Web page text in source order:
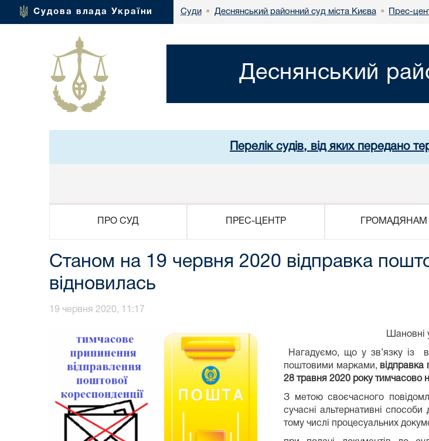
Судова влада України Суди • Деснянський районний суд міста Києва • Прес-
Деснянський
Перелік судів, від яких передано
ПРО СУД ПРЕС-ЦЕНТР ГРОМАДЯНАМ
Станом на 19 червня 2020 відправка
відновилась
19 червня 2020, 11:17
Шановні
Нагадуємо, що у зв’язку із
поштовими марками, відправка
28 травня 2020 року тимчасово
З метою своєчасного
сучасні альтернативні
тому числі процесуальних